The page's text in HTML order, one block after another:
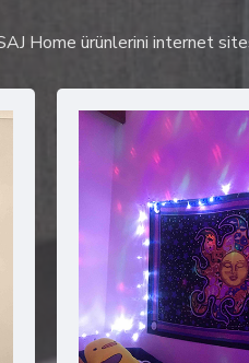
Home ürünlerini internet